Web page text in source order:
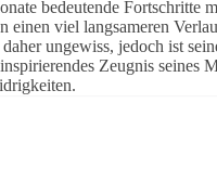
bedeutende Fortschritte
einen viel langsameren
ungewiss, jedoch ist
Zeugnis seines